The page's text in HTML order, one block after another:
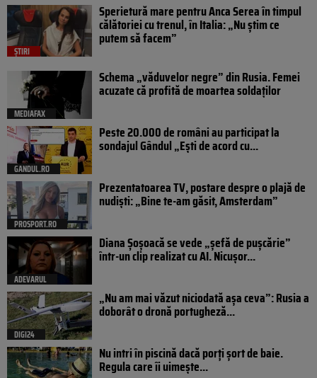
ȘTIRI
Sperietură mare pentru Anca Serea în timpul
călătoriei cu trenul, în Italia: „Nu știm ce
putem să facem”
MEDIAFAX
Schema „văduvelor negre” din Rusia. Femei
acuzate că profită de moartea soldaților
GANDUL.RO
Peste 20.000 de români au participat la
sondajul Gândul „Ești de acord cu...
PROSPORT.RO
Prezentatoarea TV, postare despre o plajă de
nudiști: „Bine te-am găsit, Amsterdam”
ADEVARUL
Diana Șoșoacă se vede „șefă de pușcărie”
într-un clip realizat cu AI. Nicușor...
DIGI24
„Nu am mai văzut niciodată așa ceva”: Rusia a
doborât o dronă portugheză...
Nu intri în piscină dacă porți șort de baie.
Regula care îi uimește...